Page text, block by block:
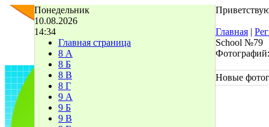
Понедельник
10.08.2026
14:34
Главная страница
8 А
8 Б
8 В
8 Г
9 А
9 Б
9 В
Главная |
School №79
Новые